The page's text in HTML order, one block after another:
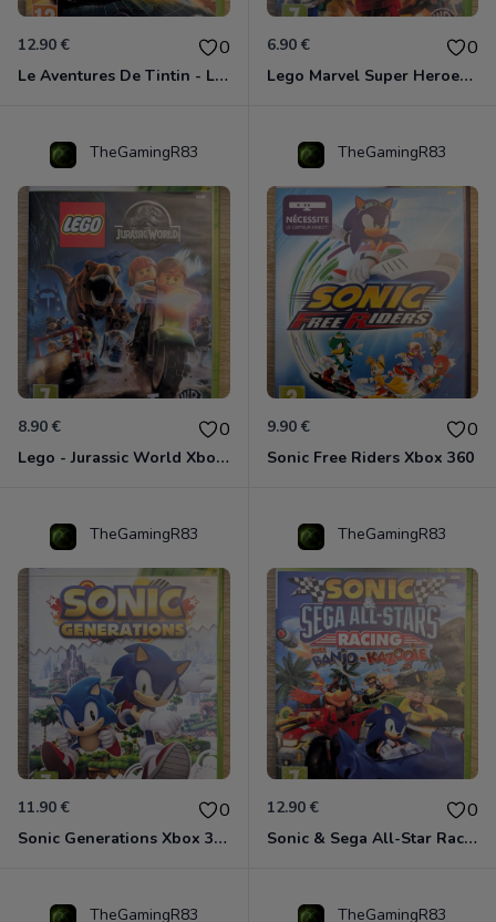
12.90 € 0
Le Aventures De Tintin - Le Secret De La Licorne Xbox 360
6.90 € 0
Lego Marvel Super Heroes Xbox 360
TheGamingR83
8.90 € 0
Lego - Jurassic World Xbox 360
TheGamingR83
9.90 € 0
Sonic Free Riders Xbox 360
TheGamingR83
11.90 € 0
Sonic Generations Xbox 360
TheGamingR83
12.90 € 0
Sonic & Sega All-Star Racing avec Banjo-Kazooie Xbox 360
TheGamingR83 TheGamingR83